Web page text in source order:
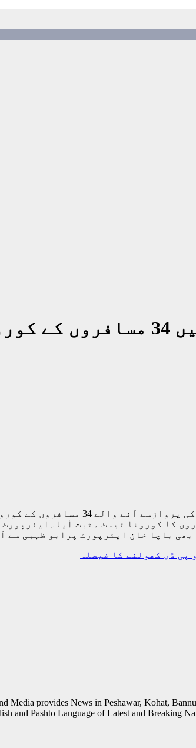
پشاور (مانند نیوز ڈیسک)
پی ڈی کھولنے کا فیصلہ
Media provides News in Peshawar, Kohat,
and Pashto Language of Latest and Breaking